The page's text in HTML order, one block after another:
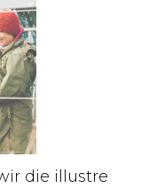
die illustre